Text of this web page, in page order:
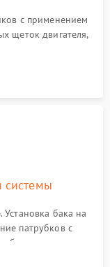
с применением
щеток двигателя,
системы
бака на
патрубков с
стыков
протечек воды.